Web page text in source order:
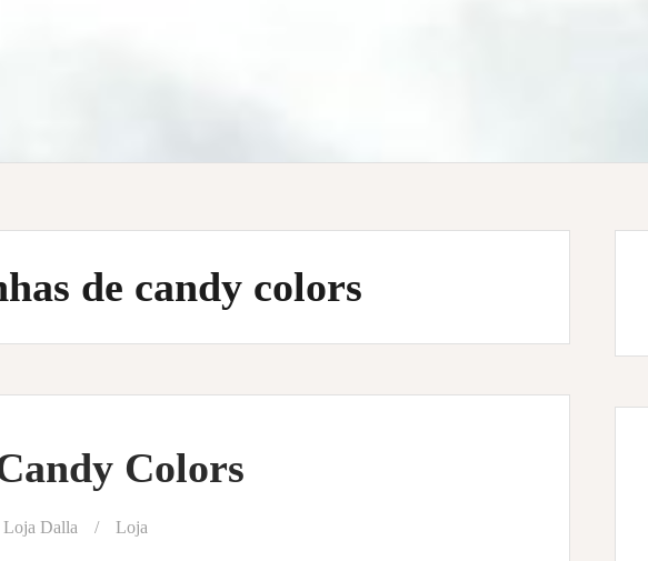
de candy colors
Colors
Loja Dalla Loja